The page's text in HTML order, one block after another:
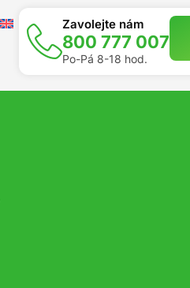
Zavolejte nám
800 777 007
Po-Pá 8-18 hod.